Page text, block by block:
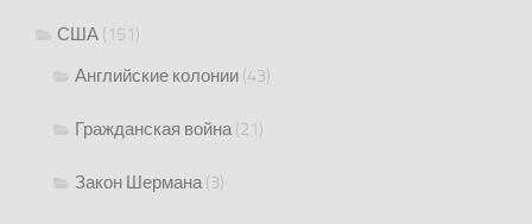
США (151)
Английские колонии (43)
Гражданская война(21)
Закон Шермана(3)